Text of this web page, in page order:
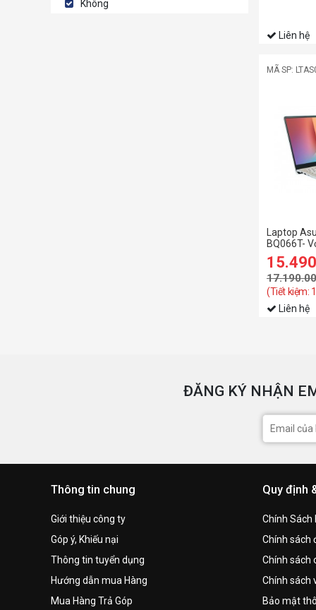
Không
Liên hệ
MÃ SP:
Laptop
BQ066T-
(Tiết kiệm:
Liên hệ
ĐĂNG KÝ NHẬN
Thông tin chung
Giới thiệu công ty
Góp ý, Khiếu nại
Thông tin tuyển dụng
Hướng dẫn mua Hàng
Mua Hàng Trả Góp
Quy định
Chính Sách
Chính sách
Chính sách
Chính sách
Bảo mật